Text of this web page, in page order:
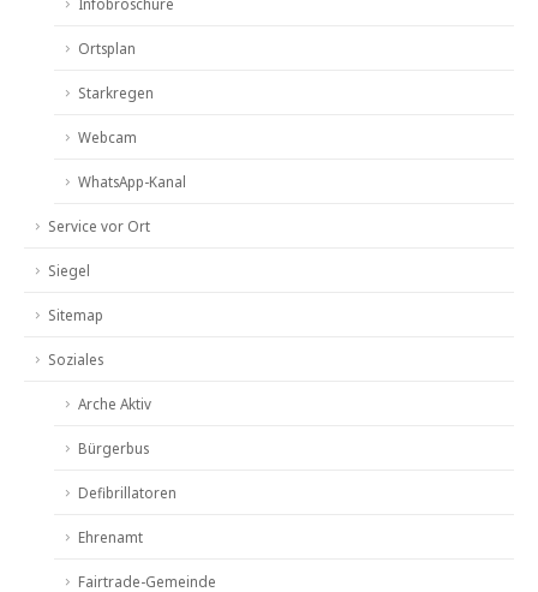
Ortsplan
Starkregen
Webcam
WhatsApp-Kanal
Service vor Ort
Siegel
Sitemap
Soziales
Arche Aktiv
Bürgerbus
Defibrillatoren
Ehrenamt
Fairtrade-Gemeinde